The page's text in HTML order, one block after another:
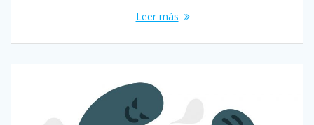
Leer más